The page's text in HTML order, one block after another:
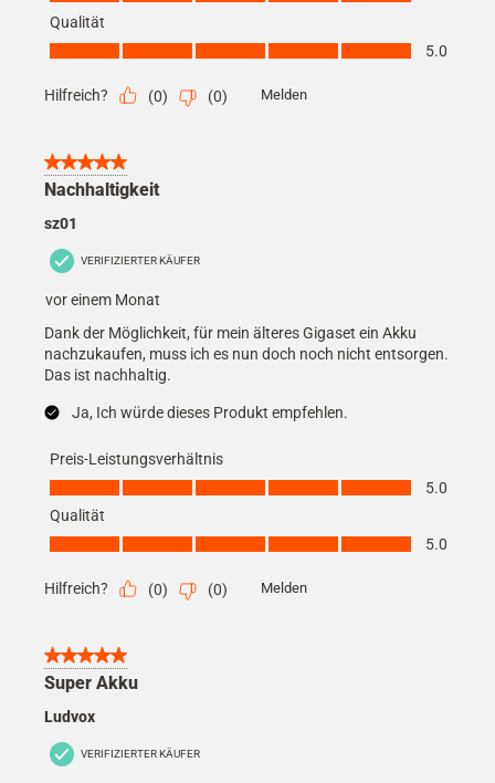
Qualität
Qualität, 5.0 von 5
5.0
Hilfreich? (0) (0) Melden
5 von 5 Sternen.
Nachhaltigkeit
sz01
VERIFIZIERTER KÄUFER
vor einem Monat
Dank der Möglichkeit, für mein älteres Gigaset ein Akku
nachzukaufen, muss ich es nun doch noch nicht entsorgen.
Das ist nachhaltig.
Ja, Ich würde dieses Produkt empfehlen.
Preis-Leistungsverhältnis
Preis-Leistungsverhältnis, 5.0 von 5
5.0
Qualität
Qualität, 5.0 von 5
5.0
Hilfreich? (0) (0) Melden
5 von 5 Sternen.
Super Akku
Ludvox
VERIFIZIERTER KÄUFER